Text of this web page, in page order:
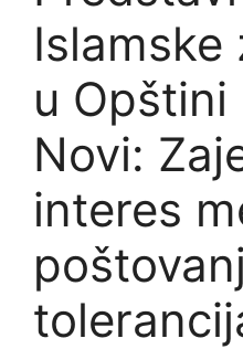
Islamske
u Opštini
Novi:
interes